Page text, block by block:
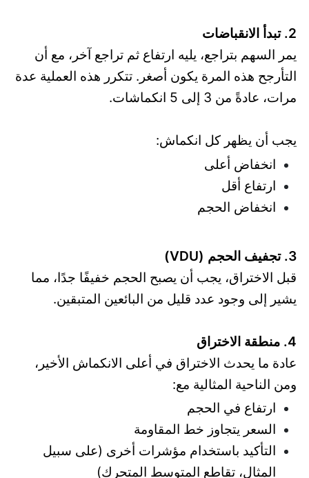
2. تبدأ الانقباضات
يمر السهم بتراجع، يليه ارتفاع ثم تراجع آخر، مع أن
التأرجح هذه المرة يكون أصغر. تتكرر هذه العملية عدة
مرات، عادةً من 3 إلى 5 انكماشات.
يجب أن يظهر كل انكماش:
انخفاض أعلى
ارتفاع أقل
انخفاض الحجم
3. تجفيف الحجم (VDU)
قبل الاختراق، يجب أن يصبح الحجم خفيفًا جدًا، مما
يشير إلى وجود عدد قليل من البائعين المتبقين.
4. منطقة الاختراق
عادة ما يحدث الاختراق في أعلى الانكماش الأخير،
ومن الناحية المثالية مع:
ارتفاع في الحجم
السعر يتجاوز خط المقاومة
التأكيد باستخدام مؤشرات أخرى (على سبيل
المثال، تقاطع المتوسط المتحرك)